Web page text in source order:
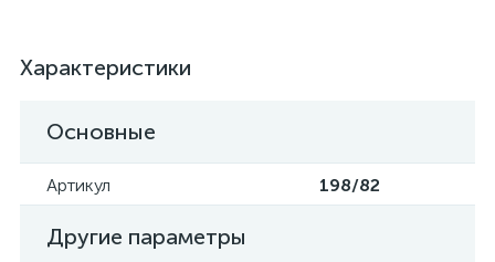
Характеристики
Основные
Артикул 198/82
Другие параметры